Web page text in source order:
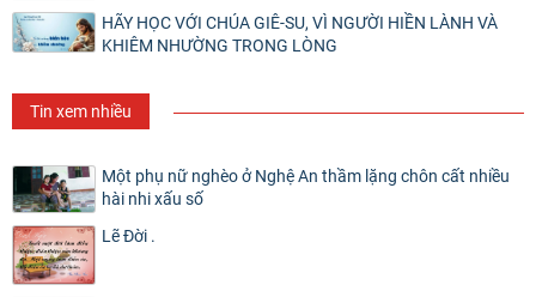
HÃY HỌC VỚI CHÚA GIÊ-SU, VÌ NGƯỜI HIỀN LÀNH VÀ
KHIÊM NHƯỜNG TRONG LÒNG
Tin xem nhiều
Một phụ nữ nghèo ở Nghệ An thầm lặng chôn cất nhiều
hài nhi xấu số
Lẽ Đời .